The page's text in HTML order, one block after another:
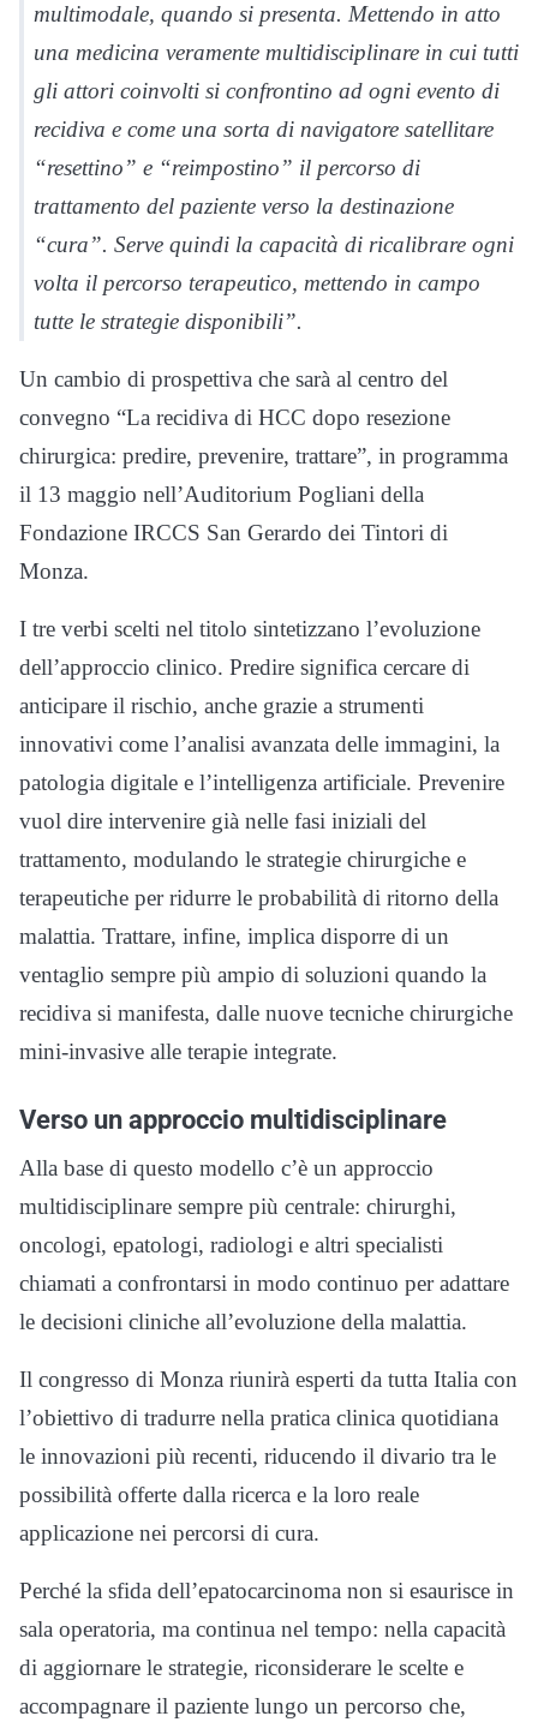
multimodale, quando si presenta. Mettendo in atto
una medicina veramente multidisciplinare in cui tutti
gli attori coinvolti si confrontino ad ogni evento di
recidiva e come una sorta di navigatore satellitare
“resettino” e “reimpostino” il percorso di
trattamento del paziente verso la destinazione
“cura”. Serve quindi la capacità di ricalibrare ogni
volta il percorso terapeutico, mettendo in campo
tutte le strategie disponibili”.
Un cambio di prospettiva che sarà al centro del
convegno “La recidiva di HCC dopo resezione
chirurgica: predire, prevenire, trattare”, in programma
il 13 maggio nell’Auditorium Pogliani della
Fondazione IRCCS San Gerardo dei Tintori di
Monza.
I tre verbi scelti nel titolo sintetizzano l’evoluzione
dell’approccio clinico. Predire significa cercare di
anticipare il rischio, anche grazie a strumenti
innovativi come l’analisi avanzata delle immagini, la
patologia digitale e l’intelligenza artificiale. Prevenire
vuol dire intervenire già nelle fasi iniziali del
trattamento, modulando le strategie chirurgiche e
terapeutiche per ridurre le probabilità di ritorno della
malattia. Trattare, infine, implica disporre di un
ventaglio sempre più ampio di soluzioni quando la
recidiva si manifesta, dalle nuove tecniche chirurgiche
mini‑invasive alle terapie integrate.
Verso un approccio multidisciplinare
Alla base di questo modello c’è un approccio
multidisciplinare sempre più centrale: chirurghi,
oncologi, epatologi, radiologi e altri specialisti
chiamati a confrontarsi in modo continuo per adattare
le decisioni cliniche all’evoluzione della malattia.
Il congresso di Monza riunirà esperti da tutta Italia con
l’obiettivo di tradurre nella pratica clinica quotidiana
le innovazioni più recenti, riducendo il divario tra le
possibilità offerte dalla ricerca e la loro reale
applicazione nei percorsi di cura.
Perché la sfida dell’epatocarcinoma non si esaurisce in
sala operatoria, ma continua nel tempo: nella capacità
di aggiornare le strategie, riconsiderare le scelte e
accompagnare il paziente lungo un percorso che,